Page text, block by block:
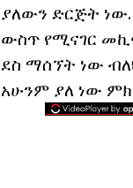
ያለውን ድርጅት
ውስጥ የሚናገር
ደስ ማሰኘት ነው
አሁንም ያለ ነው